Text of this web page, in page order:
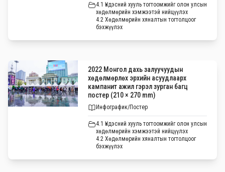
4.1 Үндэсний хууль тогтоомжийг олон улсын
хөдөлмөрийн хэмжээтэй нийцүүлэх
4.2 Хөдөлмөрийн хяналтын тогтолцоог
бэхжүүлэх
2022 Монгол дахь залуучуудын
хөдөлмөрлөх эрхийн асуудлаарх
кампанит ажил гэрэл зурган багц
постер (210 × 270 mm)
Инфографик/Постер
4.1 Үндэсний хууль тогтоомжийг олон улсын
хөдөлмөрийн хэмжээтэй нийцүүлэх
4.2 Хөдөлмөрийн хяналтын тогтолцоог
бэхжүүлэх